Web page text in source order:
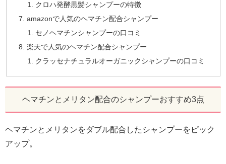
クロハ発酵黒髪シャンプーの特徴
amazonで人気のヘマチン配合シャンプー
セノヘマチンシャンプーの口コミ
楽天で人気のヘマチン配合シャンプー
クラッセナチュラルオーガニックシャンプーの口コミ
ヘマチンとメリタン配合のシャンプーおすすめ3点
ヘマチンとメリタンをダブル配合したシャンプーをピック
アップ。